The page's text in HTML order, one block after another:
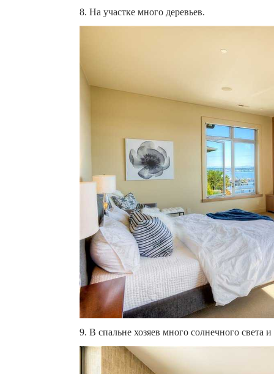
8. На участке много деревьев.
9. В спальне хозяев много солнечного